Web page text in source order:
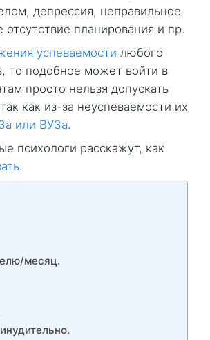
депрессия, неправильное
планирования и пр.
успеваемости любого
то подобное может войти в
просто нельзя допускать
как из-за неуспеваемости их
или ВУЗа.
психологи расскажут, как
.
месяц.